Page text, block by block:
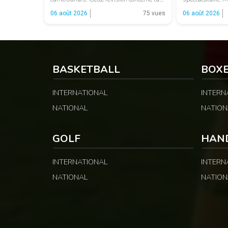
MTN Elite One, la MTN Elite Two et la
Guinness Super League, avec des
06 août 2026 75 vues
au Malawi, la
troisième place
06 août 2026
BASKETBALL
INTERNATIONAL
NATIONAL
GOLF
INTERNATIONAL
NATIONAL